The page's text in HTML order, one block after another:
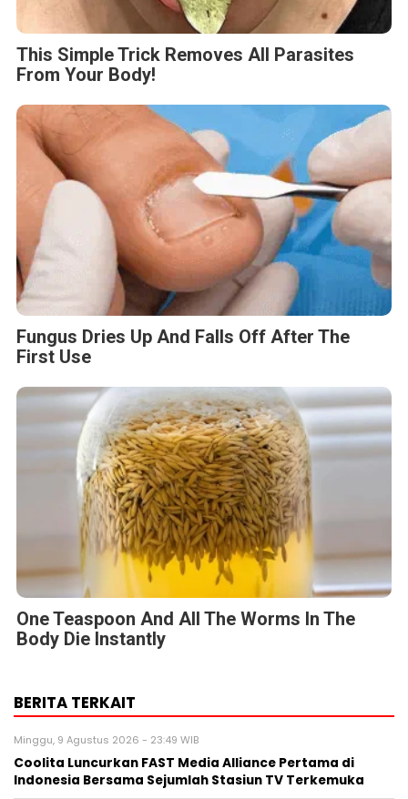
One Teaspoon And All The Worms In The
Body Die Instantly
BERITA TERKAIT
Minggu, 9 Agustus 2026 - 23:49 WIB
Coolita Luncurkan FAST Media Alliance Pertama di
Indonesia Bersama Sejumlah Stasiun TV Terkemuka
Minggu, 9 Agustus 2026 - 01:45 WIB
16th Worldwide Chinese Life Insurance Congress &
International Dragon Award (IDA) Annual Conference
Sabtu, 8 Agustus 2026 - 14:26 WIB
Himel Hadirkan Visi Hunian Modern melalui Kampanye
Global “Dream Home”
Sabtu, 8 Agustus 2026 - 14:19 WIB
FAMILIARITÉ: Ketika Sinema dan Sastra Bertemu dalam
Sebuah Karya Puitis
Jumat, 7 Agustus 2026 - 09:32 WIB
MONDEVITA MENGAKUISISI SAHAM MAYORITAS DI
UNDERSCORE DISTRICT, PERUSAHAAN INDUK MAGLIANO,
PLATFORM MEREK MEWAH ITALIA BARU
Pers Rilis
Coolita Luncurkan FAST Media Alliance
Pertama di Indonesia Bersama
Sejumlah Stasiun TV Terkemuka
Minggu, 9 Agu 2026 - 23:49 WIB